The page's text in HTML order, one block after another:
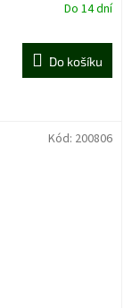
Do 14 dní
Do košíku
Kód: 200806